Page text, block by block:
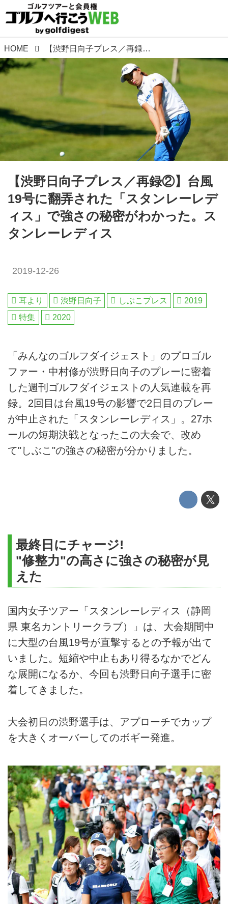
HOME 【渋野日向子プレス／再録②】台風19号に翻弄された「スタンレーレディス」で強さの秘密がわかった。スタンレーレディス
【渋野日向子プレス／再録②】台風
19号に翻弄された「スタンレーレデ
ィス」で強さの秘密がわかった。ス
タンレーレディス
2019-12-26
耳より 渋野日向子 しぶこプレス
2019
特集
2020
「みんなのゴルフダイジェスト」のプロゴル
ファー・中村修が渋野日向子のプレーに密着
した週刊ゴルフダイジェストの人気連載を再
録。2回目は台風19号の影響で2日目のプレー
が中止された「スタンレーレディス」。27ホ
ールの短期決戦となったこの大会で、改め
て"しぶこ"の強さの秘密が分かりました。
最終日にチャージ!
"修整力"の高さに強さの秘密が見
えた
国内女子ツアー「スタンレーレディス（静岡
県 東名カントリークラブ）」は、大会期間中
に大型の台風19号が直撃するとの予報が出て
いました。短縮や中止もあり得るなかでどん
な展開になるか、今回も渋野日向子選手に密
着してきました。
大会初日の渋野選手は、アプローチでカップ
を大きくオーバーしてのボギー発進。